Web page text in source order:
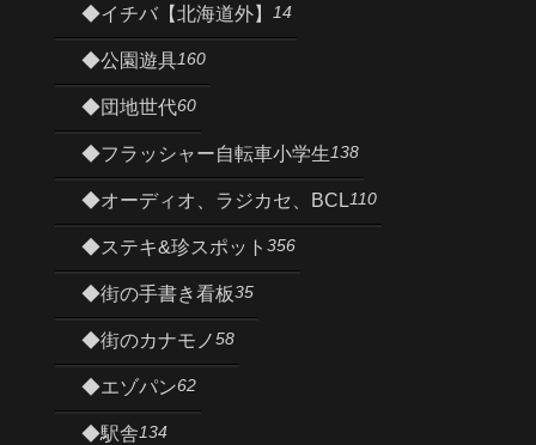
◆イチバ【北海道外】 14
◆公園遊具160
◆団地世代60
◆フラッシャー自転車小学生138
◆オーディオ、ラジカセ、BCL110
◆ステキ&珍スポット 356
◆街の手書き看板35
◆街のカナモノ58
◆エゾパン62
◆駅舎134